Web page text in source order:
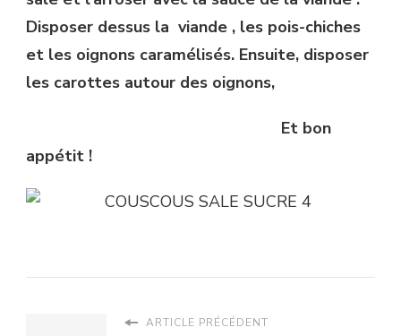
Disposer dessus la viande , les pois-chiches
et les oignons caramélisés. Ensuite, disposer
les carottes autour des oignons,
Et bon
appétit !
ARTICLE PRÉCÉDENT